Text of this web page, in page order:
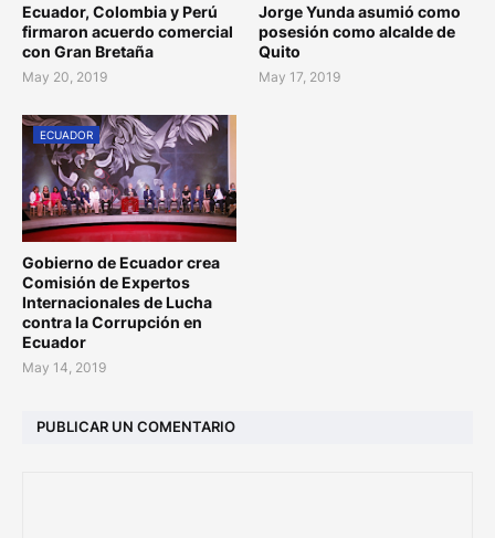
Ecuador, Colombia y Perú
firmaron acuerdo comercial
con Gran Bretaña
May 20, 2019
Jorge Yunda asumió como
posesión como alcalde de
Quito
May 17, 2019
ECUADOR
Gobierno de Ecuador crea
Comisión de Expertos
Internacionales de Lucha
contra la Corrupción en
Ecuador
May 14, 2019
PUBLICAR UN COMENTARIO